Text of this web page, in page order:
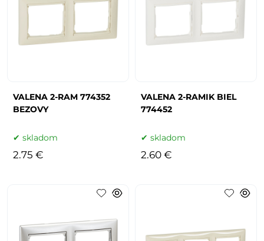
VALENA 2-RAM 774352
BEZOVY
skladom
2.75 €
VALENA 2-RAMIK BIEL
774452
skladom
2.60 €